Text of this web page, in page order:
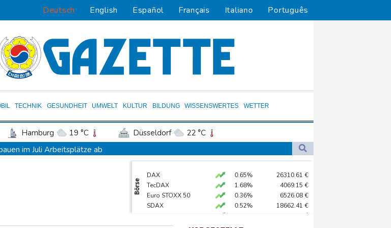
Deutsch English Español Français Italiano Português
TECHNIK GESUNDHEIT UMWELT KULTUR BILDUNG WISSENSWERTES WETTER
Hamburg 19 °C Düsseldorf
22 °C
22 °C Leipzig
Bremen
Wien
im Juli Arbeitsplätze ab
mit mehr als 900 Pflanzen in Kerpen - Festnahme
N70 und N90 erhöhen den Druck auf Europas SUV-Markt
russische Kampagne hinter Falschvideo zu Merz-Rücktritt
Börse
DAX 0.65% 26310.61 €
TecDAX
1.68% 4069.15 €
Euro STOXX 50
0.36% 6526.08 €
SDAX
0.52% 18662.41 €
$
MDAX
0.1%